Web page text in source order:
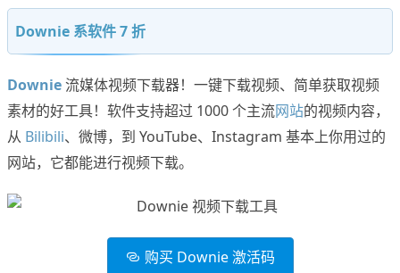
Downie 系软件 7 折
Downie流媒体视频下载器！一键下载视频、简单获取视频
素材的好工具！软件支持超过 1000 个主流网站的视频内容，
从 Bilibili、微博，到 YouTube、Instagram 基本上你用过的
网站，它都能进行视频下载。
购买 Downie 激活码